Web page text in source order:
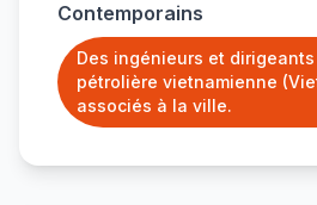
Contemporains
Des ingénieurs et
pétrolière vietnamienne
associés à la ville.